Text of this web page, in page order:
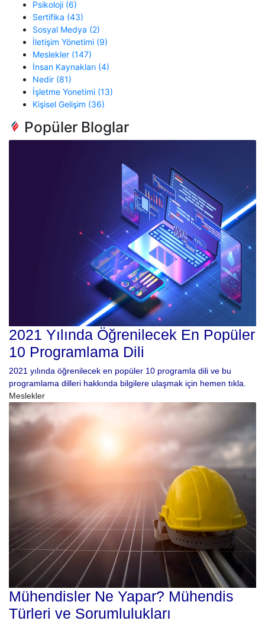
Psikoloji (6)
Sertifika (43)
Sosyal Medya (2)
İletişim Yönetimi (9)
Meslekler (147)
İnsan Kaynakları (4)
Nedir (81)
İşletme Yonetimi (13)
Kişisel Gelişim (36)
Popüler Bloglar
2021 Yılında Öğrenilecek En Popüler
10 Programlama Dili
2021 yılında öğrenilecek en popüler 10 programla dili ve bu
programlama dilleri hakkında bilgilere ulaşmak için hemen tıkla.
Meslekler
Mühendisler Ne Yapar? Mühendis
Türleri ve Sorumlulukları